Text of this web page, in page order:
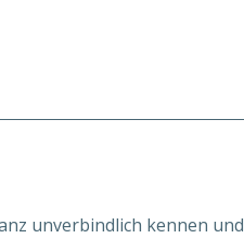
unverbindlich kennen und